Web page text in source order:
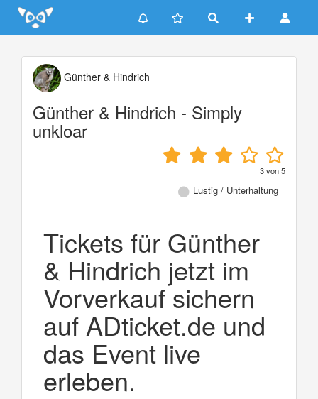
Update cookies preferences
Günther & Hindrich
Günther & Hindrich - Simply
unkloar
3von5
Lustig / Unterhaltung
Tickets für Günther
& Hindrich jetzt im
Vorverkauf sichern
auf ADticket.de und
das Event live
erleben.